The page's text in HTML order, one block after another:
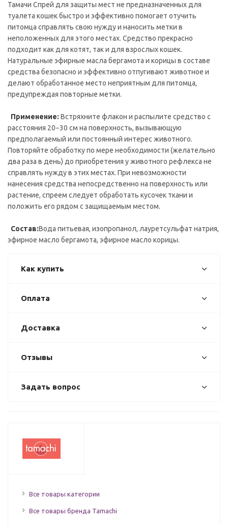
Тамачи Спрей для защиты мест не предназначенных для
туалета кошек быстро и эффективно помогает отучить
питомца справлять свою нужду и наносить метки в
неположенных для этого местах. Средство прекрасно
подходит как для котят, так и для взрослых кошек.
Натуральные эфирные масла бергамота и корицы в составе
средства безопасно и эффективно отпугивают животное и
делают обработанное место неприятным для питомца,
предупреждая повторные метки.
Применение: Встряхните флакон и распылите средство с
расстояния 20−30 см на поверхность, вызывающую
предполагаемый или постоянный интерес животного.
Повторяйте обработку по мере необходимости (желательно
два раза в день) до приобретения у животного рефлекса не
справлять нужду в этих местах. При невозможности
нанесения средства непосредственно на поверхность или
растение, спреем следует обработать кусочек ткани и
положить его рядом с защищаемым местом.
Состав:Вода питьевая, изопропанол, лауретсульфат натрия,
эфирное масло бергамота, эфирное масло корицы.
Как купить
Оплата
Доставка
Отзывы
Задать вопрос
Все товары категории
Все товары бренда Tamachi